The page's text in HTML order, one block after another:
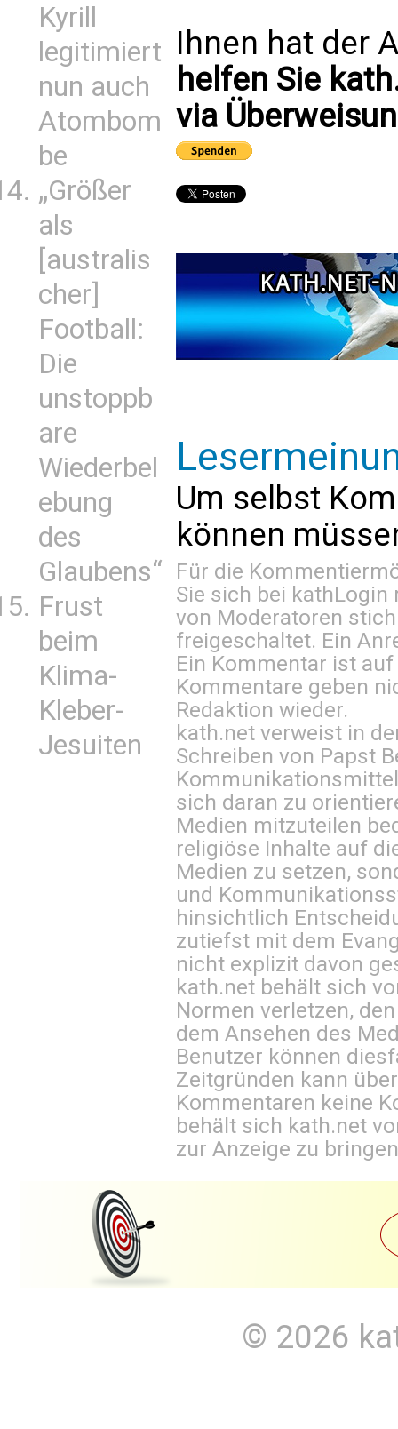
Kyrill
legitimiert
nun auch
Atombom
be
„Größer
als
[australis
cher]
Football:
Die
unstoppb
are
Wiederbel
ebung
des
Glaubens“
Frust
beim
Klima-
Kleber-
Jesuiten
Ihnen hat der
helfen Sie
via
Um selbst
können
Für die
Sie sich bei kathLogin
von Moderatoren
freigeschaltet. Ein
Ein Kommentar ist
Kommentare geben
Redaktion wieder.
kath.net verweist in
Schreiben von Papst
sich daran zu
Medien mitzuteilen
religiöse Inhalte auf
Medien zu setzen,
und
hinsichtlich
zutiefst mit dem
nicht explizit davon
kath.net behält sich
Normen verletzen,
dem Ansehen des
Benutzer können
Zeitgründen kann
Kommentaren keine
behält sich kath.net
zur Anzeige zu
© 2026